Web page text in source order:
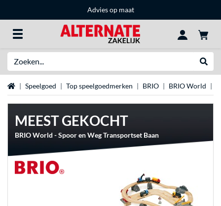
Advies op maat
HomeSpeelgoed Top speelgoedmerken BRIO BRIO World
MEEST GEKOCHT
BRIO World - Spoor en Weg Transportset Baan